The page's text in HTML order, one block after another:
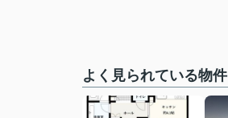
よく見られている物件